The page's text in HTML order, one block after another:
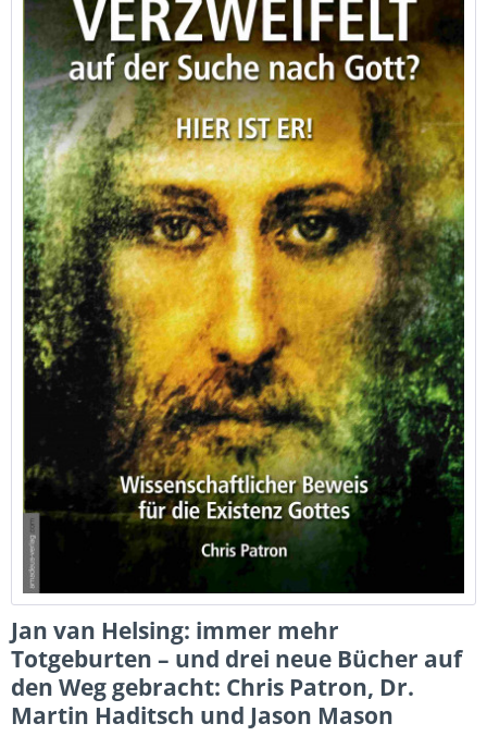
Jan van Helsing: immer mehr
Totgeburten – und drei neue Bücher auf
den Weg gebracht: Chris Patron, Dr.
Martin Haditsch und Jason Mason